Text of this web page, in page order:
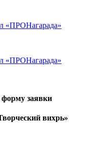
форму заявки
вихрь»